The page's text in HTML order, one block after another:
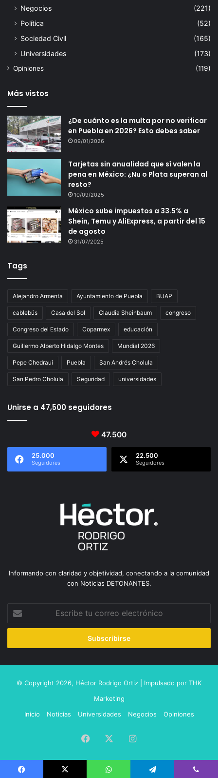
Negocios
(221)
Política
(52)
Sociedad Civil
(165)
Universidades
(173)
Opiniones (119)
Más vistos
¿De cuánto es la multa por no verificar
en Puebla en 2026? Esto debes saber
09/01/2026
Tarjetas sin anualidad que sí valen la
pena en México: ¿Nu o Plata superan al
resto?
10/09/2025
México sube impuestos a 33.5% a
Shein, Temu y AliExpress, a partir del 15
de agosto
31/07/2025
Tags
Alejandro Armenta Ayuntamiento de Puebla BUAP
cablebús Casa del Sol Claudia Sheinbaum congreso
Congreso del Estado Coparmex educación
Guillermo Alberto Hidalgo Montes Mundial 2026
Pepe Chedraui Puebla San Andrés Cholula
San Pedro Cholula Seguridad universidades
Unirse a 47,500 seguidores
47.500
25.000
Seguidores
22.500
Seguidores
Informando con claridad y objetividad, conectando a la comunidad
con Noticias DETONANTES.
correo
© Copyright 2026, Héctor Rodrigo Ortiz | Impulsado por THK
Marketing
Inicio
Noticias Universidades Negocios Opiniones
Facebook Instagram